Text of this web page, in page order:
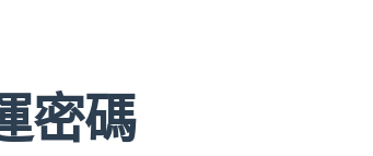
密碼